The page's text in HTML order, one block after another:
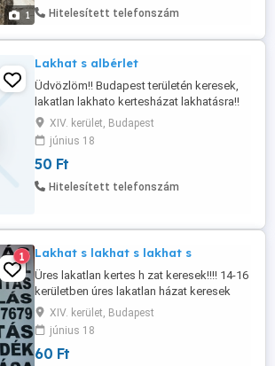
1 Hitelesített telefonszám
Lakhat s albérlet
Üdvözlöm!! Budapest területén keresek,
lakatlan lakhato kertesházat lakhatásra!!
Fizetném a rezsit plusz rendben tartanám
a kertet !! Nemgond ha rég nemlakot az
ingatlan és elhanygolt a kert!! Én
lakhatásért cserébe saját költségemen
kitakaritom rendben tartom!!! áram viz
XIV. kerület, Budapest
június 18
50 Ft
Hitelesített telefonszám
1 Lakhat s lakhat s lakhat s
Üres lakatlan kertes h zat keresek!!!! 14-16
kerületben úres lakatlan házat keresek
lakhat sra!!! 53 éves káros
szenvedélyektöl mentes,egyedül élö f rfi!!
Fizetn m arezsit s rendben tartan m a h zat
a kertet!!! Albérlet fizet se megbeszél s t
XIV. kerület, Budapest
június 18
60 Ft